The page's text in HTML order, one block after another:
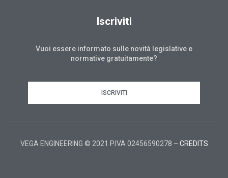
Iscriviti
Vuoi essere informato sulle novità legislative e
normative gratuitamente?
ISCRIVITI
VEGA ENGINEERING © 2021 P.IVA 02456590278 – CREDITS